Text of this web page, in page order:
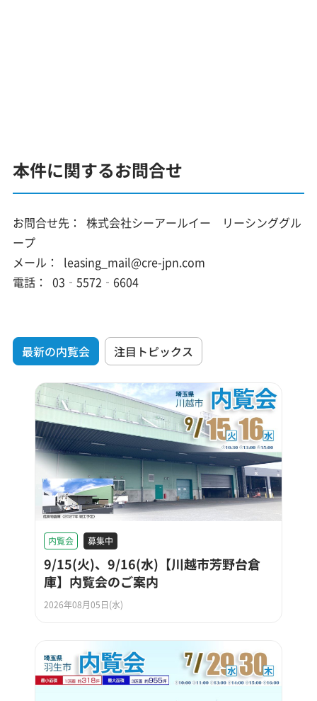
本件に関するお問合せ
お問合せ先：
株式会社シーアールイー リーシンググル
ープ
メール：
leasing_mail@cre-jpn.com
電話：
03‑5572‑6604
最新の内覧会 注目トピックス
内覧会 募集中
9/15(火)、9/16(水)【川越市芳野台倉
庫】内覧会のご案内
2026年08月05日(水)